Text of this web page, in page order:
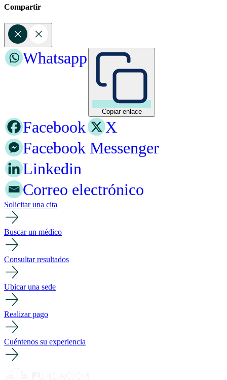
Compartir
Copiar enlace
Whatsapp
Facebook
X
Facebook Messenger
Linkedin
Correo electrónico
Solicitar una cita
Buscar un médico
Consultar resultados
Ubicar una sede
Realizar pago
Cuéntenos su experiencia